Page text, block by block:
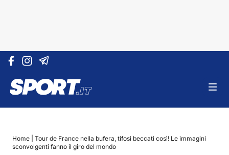
Vai al contenuto
Home
Tour de France nella bufera, tifosi beccati così! Le immagini
sconvolgenti fanno il giro del mondo